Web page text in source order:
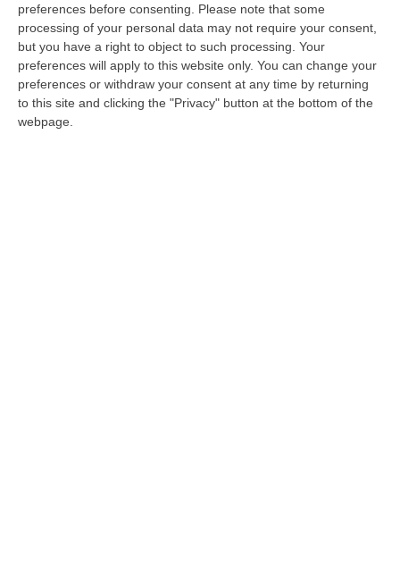
preferences before consenting.
Please note that some
processing of your personal data may not require your consent,
but you have a right to object to such processing. Your
preferences will apply to this website only. You can change your
preferences or withdraw your consent at any time by returning
to this site and clicking the "Privacy" button at the bottom of the
webpage.
dell’epidemia, i casi positivi sono così
distribuiti: – Cosenza: CASI ATTIVI 3. 923
(125 in reparto Azienda ospedaliera Cosenza;
13 in reparto al presidio di Rossano e 9 al
presidio ospedaliero di Cetraro; 17 in terapia